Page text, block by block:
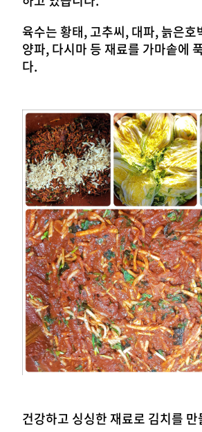
육수는 황태, 고추씨, 대파, 늙은호
양파, 다시마 등 재료를 가마솥에
다.
건강하고 싱싱한 재료로 김치를